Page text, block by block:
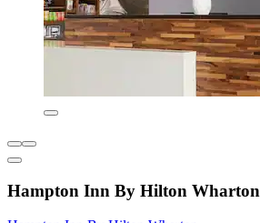
Hampton Inn By Hilton Wharton